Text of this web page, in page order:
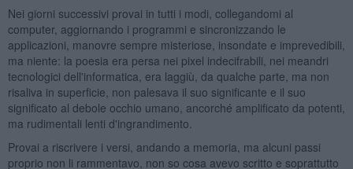
Nei giorni successivi provai in tutti i modi, collegandomi al
computer, aggiornando i programmi e sincronizzando le
applicazioni, manovre sempre misteriose, insondate e imprevedibili,
ma niente: la poesia era persa nei pixel indecifrabili, nei meandri
tecnologici dell'informatica, era laggiù, da qualche parte, ma non
risaliva in superficie, non palesava il suo significante e il suo
significato al debole occhio umano, ancorché amplificato da potenti,
ma rudimentali lenti d'ingrandimento.
Provai a riscrivere i versi, andando a memoria, ma alcuni passi
proprio non li rammentavo, non so cosa avevo scritto e soprattutto